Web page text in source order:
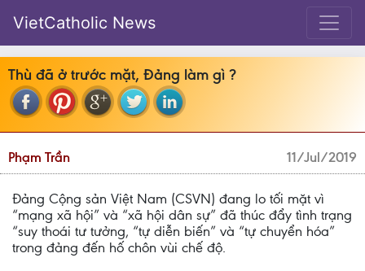
VietCatholic News
Thù đã ở trước mặt, Đảng làm gì ?
Phạm Trần 11/Jul/2019
Đảng Cộng sản Việt Nam (CSVN) đang lo tối mặt vì
“mạng xã hội” và “xã hội dân sự” đã thúc đẩy tình trạng
“suy thoái tư tưởng, “tự diễn biến” và “tự chuyển hóa”
trong đảng đến hố chôn vùi chế độ.